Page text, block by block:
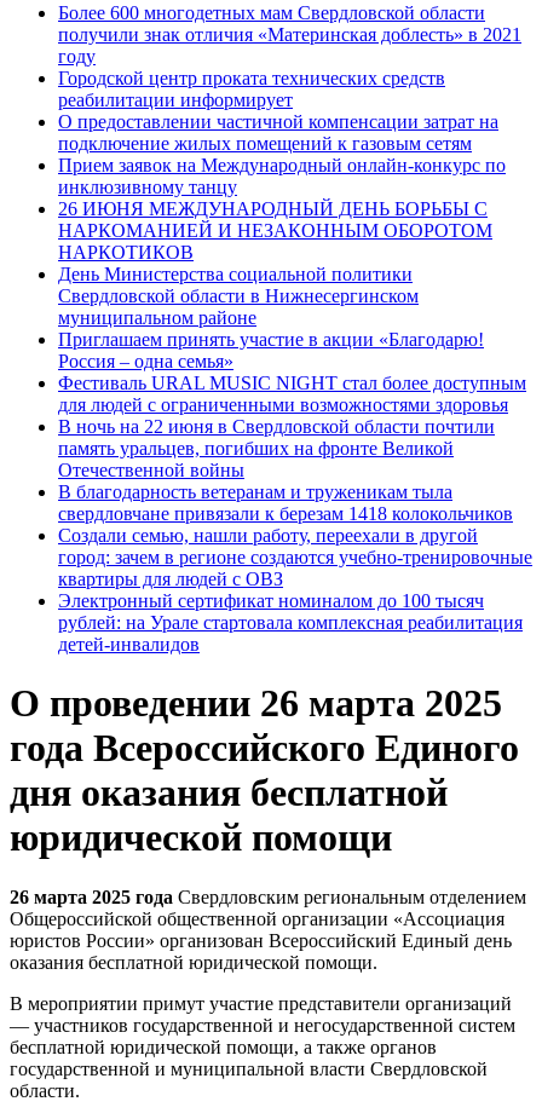
Более 600 многодетных мам Свердловской области
получили знак отличия «Материнская доблесть» в 2021
году
Городской центр проката технических средств
реабилитации информирует
О предоставлении частичной компенсации затрат на
подключение жилых помещений к газовым сетям
Прием заявок на Международный онлайн-конкурс по
инклюзивному танцу
26 ИЮНЯ МЕЖДУНАРОДНЫЙ ДЕНЬ БОРЬБЫ С
НАРКОМАНИЕЙ И НЕЗАКОННЫМ ОБОРОТОМ
НАРКОТИКОВ
День Министерства социальной политики
Свердловской области в Нижнесергинском
муниципальном районе
Приглашаем принять участие в акции «Благодарю!
Россия – одна семья»
Фестиваль URAL MUSIC NIGHT стал более доступным
для людей с ограниченными возможностями здоровья
В ночь на 22 июня в Свердловской области почтили
память уральцев, погибших на фронте Великой
Отечественной войны
В благодарность ветеранам и труженикам тыла
свердловчане привязали к березам 1418 колокольчиков
Создали семью, нашли работу, переехали в другой
город: зачем в регионе создаются учебно-тренировочные
квартиры для людей с ОВЗ
Электронный сертификат номиналом до 100 тысяч
рублей: на Урале стартовала комплексная реабилитация
детей-инвалидов
О проведении 26 марта 2025
года Всероссийского Единого
дня оказания бесплатной
юридической помощи
26 марта 2025 года Свердловским региональным отделением
Общероссийской общественной организации «Ассоциация
юристов России» организован Всероссийский Единый день
оказания бесплатной юридической помощи.
В мероприятии примут участие представители организаций
— участников государственной и негосударственной систем
бесплатной юридической помощи, а также органов
государственной и муниципальной власти Свердловской
области.